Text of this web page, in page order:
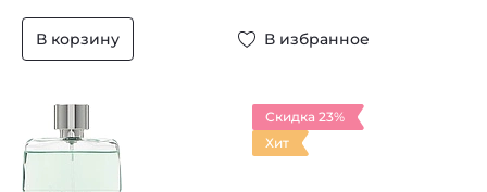
В корзину В избранное
Скидка 23%
Хит